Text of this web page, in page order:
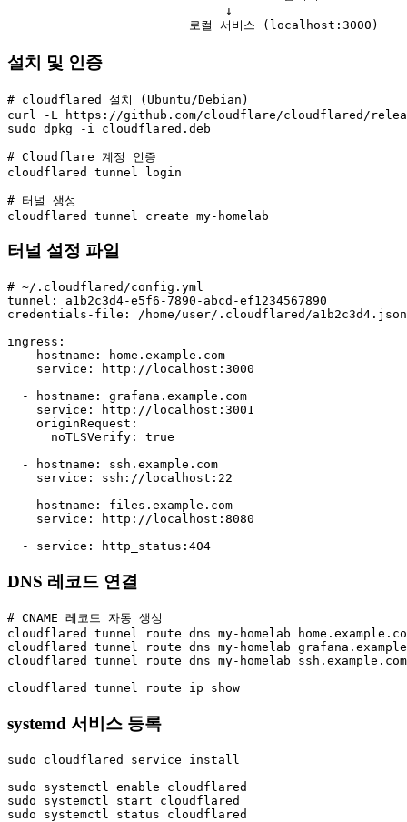
                              ↓
                         로컬 서비스 (localhost:3000)
설치 및 인증
# cloudflared 설치 (Ubuntu/Debian)
curl -L https://github.com/cloudflare/cloudflared/
sudo dpkg -i cloudflared.deb
# Cloudflare 계정 인증
cloudflared tunnel login
# 터널 생성
cloudflared tunnel create my-homelab
터널 설정 파일
# ~/.cloudflared/config.yml
tunnel: a1b2c3d4-e5f6-7890-abcd-ef1234567890
credentials-file: /home/user/.cloudflared/a1b2c3d4.json
ingress:
  - hostname: home.example.com
    service: http://localhost:3000
  - hostname: grafana.example.com
    service: http://localhost:3001
    originRequest:
      noTLSVerify: true
  - hostname: ssh.example.com
    service: ssh://localhost:22
  - hostname: files.example.com
    service: http://localhost:8080
  - service: http_status:404
DNS 레코드 연결
# CNAME 레코드 자동 생성
cloudflared tunnel route dns my-homelab
cloudflared tunnel route dns my-homelab
cloudflared tunnel route dns my-homelab ssh.example.com
cloudflared tunnel route ip show
systemd 서비스 등록
sudo cloudflared service install
sudo systemctl enable cloudflared
sudo systemctl start cloudflared
sudo systemctl status cloudflared